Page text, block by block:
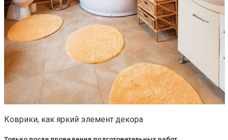
Коврики, как яркий элемент декора